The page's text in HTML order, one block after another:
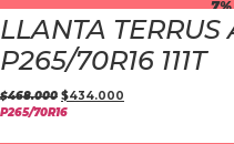
LLANTA TERRUS
P265/70R16 111T
$468.000 $434.000
P265/70R16